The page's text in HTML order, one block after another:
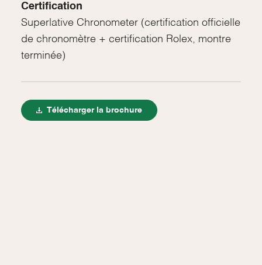
Certification
Superlative Chronometer (certification officielle
de chronomètre + certification Rolex, montre
terminée)
Télécharger la brochure